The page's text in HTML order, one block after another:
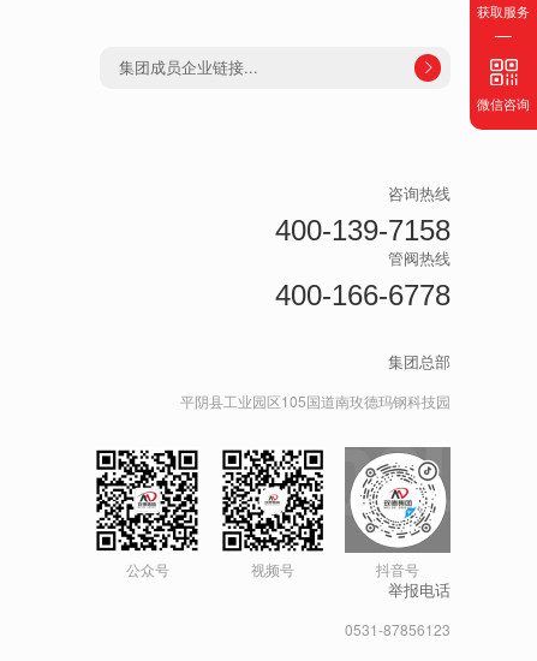
获取服务
微信咨询
集团成员企业链接... 
咨询热线
400-139-7158
管阀热线
400-166-6778
集团总部
平阴县工业园区105国道南玫德玛钢科技园
公众号 视频号 抖音号
举报电话
0531-87856123